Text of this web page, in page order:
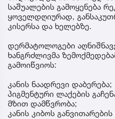
საშუალების გამოყენება
ყოველდღიურად,
კისერსა და ხელებზე.
დერმატოლოგები
ხანგრძლივმა
გამოიწვიოს:
კანის ნაადრევი დაბერება;
პიგმენტური ლაქების
მზით დამწვრობა;
კანის კიბოს